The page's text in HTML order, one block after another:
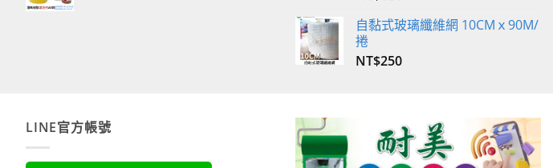
自黏式玻璃纖維網 10CMｘ90M/
捲
NT$250
LINE官方帳號